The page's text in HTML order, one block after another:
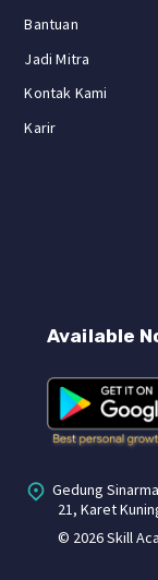
Bantuan
Jadi Mitra
Kontak Kami
Karir
Available
Gedung
21, Karet
© 2026 Skill